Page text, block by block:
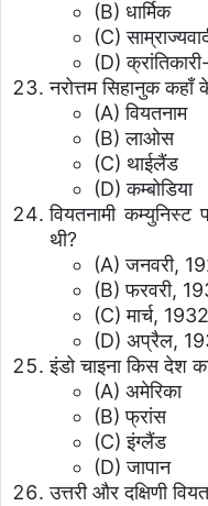
(B) धार्मिक
(C)
(D)
नरोत्तम सिहानुक
(A) वियतनाम
(B) लाओस
(C) थाईलैंड
(D) कम्बोडिया
वियतनामी कम्युनिस्ट
थी?
(A) जनवरी,
(B) फरवरी,
(C) मार्च,
(D) अप्रैल,
इंडो चाइना किस देश
(A) अमेरिका
(B) फ्रांस
(C) इंग्लैंड
(D) जापान
उत्तरी और दक्षिणी